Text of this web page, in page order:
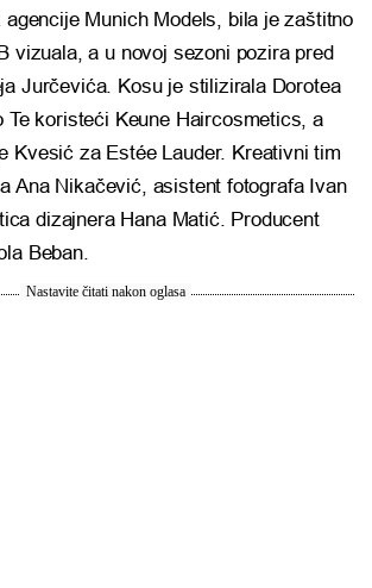
agencije Munich Models, bila je zaštitno
vizuala, a u novoj sezoni pozira pred
Jurčevića. Kosu je stilizirala Dorotea
Te koristeći Keune Haircosmetics, a
Kvesić za Estée Lauder. Kreativni tim
Ana Nikačević, asistent fotografa Ivan
dizajnera Hana Matić. Producent
Beban.
Nastavite čitati nakon oglasa